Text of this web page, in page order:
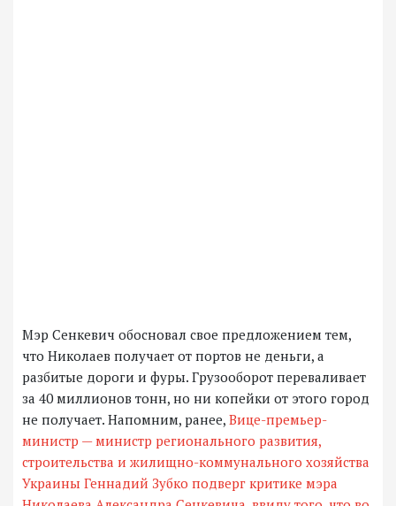
Мэр Сенкевич обосновал свое предложением тем,
что Николаев получает от портов не деньги, а
разбитые дороги и фуры. Грузооборот переваливает
за 40 миллионов тонн, но ни копейки от этого город
не получает. Напомним, ранее, Вице-премьер-
министр — министр регионального развития,
строительства и жилищно-коммунального хозяйства
Украины Геннадий Зубко подверг критике мэра